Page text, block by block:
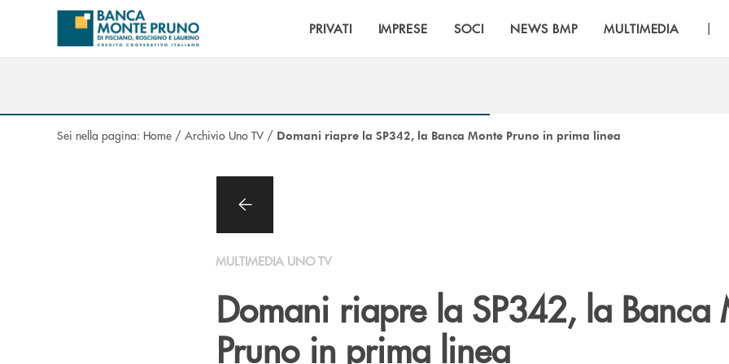
Salta al contenuto principale
PRIVATI IMPRESE SOCI NEWS BMP MULTIMEDIA |
Sei nella pagina: Home / Archivio Uno TV / Domani riapre la SP342, la Banca Monte Pruno in prima linea
MULTIMEDIA UNO TV
Domani riapre la SP342, la Banca
Pruno in prima linea